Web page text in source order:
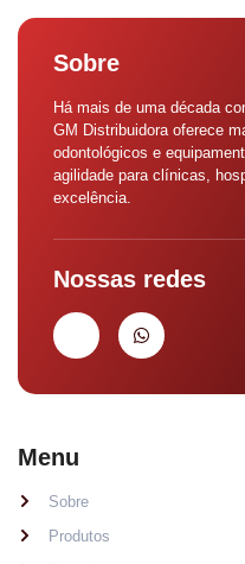
Sobre
Há mais de uma década
GM Distribuidora oferece
odontológicos e
agilidade para clínicas,
excelência.
Nossas redes
Menu
Sobre
Produtos